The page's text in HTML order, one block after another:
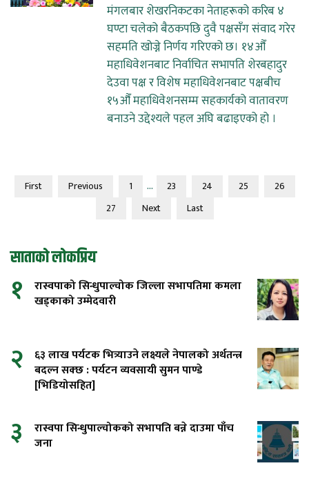
मंगलबार शेखरनिकटका नेताहरूको करिब ४
घण्टा चलेको बैठकपछि दुवै पक्षसँग संवाद गरेर
सहमति खोज्ने निर्णय गरिएको छ। १४औँ
महाधिवेशनबाट निर्वाचित सभापति शेरबहादुर
देउवा पक्ष र विशेष महाधिवेशनबाट पक्षबीच
१५औँ महाधिवेशनसम्म सहकार्यको वातावरण
बनाउने उद्देश्यले पहल अघि बढाइएको हो ।
First Previous 1 ... 23 24 25
26
27
Next Last
साताको लोकप्रिय
१
रास्वपाको सिन्धुपाल्चोक जिल्ला सभापतिमा कमला
खड्काको उम्मेदवारी
२
६३ लाख पर्यटक भित्र्याउने लक्ष्यले नेपालको अर्थतन्त्र
बदल्न सक्छ : पर्यटन व्यवसायी सुमन पाण्डे
[भिडियोसहित]
३
रास्वपा सिन्धुपाल्चोकको सभापति बन्ने दाउमा पाँच
जना